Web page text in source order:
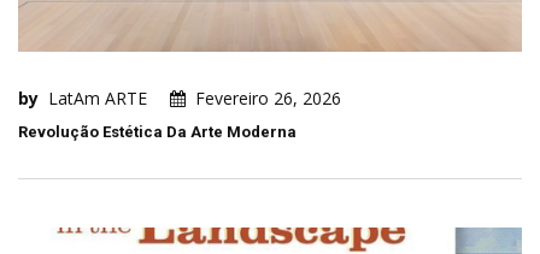
by LatAm ARTE Fevereiro 26, 2026
Revolução Estética Da Arte Moderna